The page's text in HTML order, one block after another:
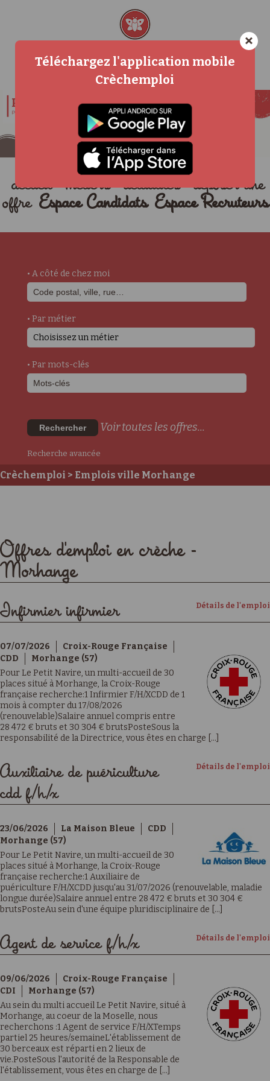
accueil métiers actualités
déposer une
offre Espace Candidats Espace Recruteurs
• A côté de chez moi
• Par métier
Choisissez un métier
• Par mots-clés
Rechercher Voir toutes les offres...
Recherche avancée
Crèchemploi > Emplois ville Morhange
Offres d'emploi en crèche -
Morhange
Détails de l'emploi
Infirmier infirmier
07/07/2026
Croix-Rouge Française
CDD
Morhange (57)
Pour Le Petit Navire, un multi-accueil de 30
places situé à Morhange, la Croix-Rouge
française recherche:1 Infirmier F/H/XCDD de 1
mois à compter du 17/08/2026
(renouvelable)Salaire annuel compris entre
28 472 € bruts et 30 304 € brutsPosteSous la
responsabilité de la Directrice, vous êtes en charge [...]
Détails de l'emploi
Auxiliaire de puériculture
cdd f/h/x
23/06/2026 La Maison Bleue
CDD
Morhange (57)
Pour Le Petit Navire, un multi-accueil de 30
places situé à Morhange, la Croix-Rouge
française recherche:1 Auxiliaire de
puériculture F/H/XCDD jusqu'au 31/07/2026 (renouvelable, maladie
longue durée)Salaire annuel entre 28 472 € bruts et 30 304 €
brutsPosteAu sein d'une équipe pluridisciplinaire de [...]
Détails de l'emploi
Agent de service f/h/x
09/06/2026
Croix-Rouge Française
CDI
Morhange (57)
Au sein du multi accueil Le Petit Navire, situé à
Morhange, au coeur de la Moselle, nous
recherchons :1 Agent de service F/H/XTemps
partiel 25 heures/semaineL'établissement de
30 berceaux est réparti en 2 lieux de
vie.PosteSous l'autorité de la Responsable de
l'établissement, vous êtes en charge de [...]
×
Téléchargez l'application mobile
Crèchemploi